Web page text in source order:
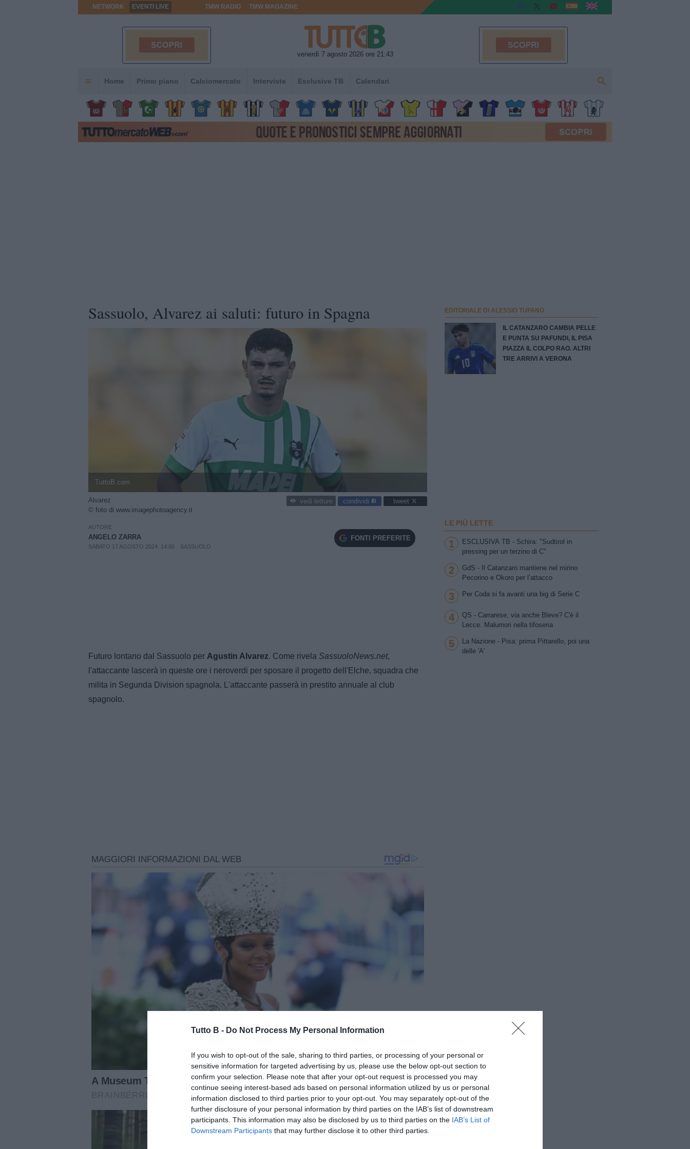
Tutto B - Do Not Process My Personal Information
If you wish to opt-out of the sale, sharing to third parties, or processing of your personal or
sensitive information for targeted advertising by us, please use the below opt-out section to
confirm your selection. Please note that after your opt-out request is processed you may
continue seeing interest-based ads based on personal information utilized by us or personal
information disclosed to third parties prior to your opt-out. You may separately opt-out of the
further disclosure of your personal information by third parties on the IAB’s list of downstream
participants. This information may also be disclosed by us to third parties on the IAB’s List of
Downstream Participants that may further disclose it to other third parties.
NETWORK EVENTI LIVE TMW RADIO TMW MAGAZINE
venerdì 7 agosto 2026 ore 21:43
Home Primo piano Calciomercato Interviste Esclusive TB Calendari
Sassuolo, Alvarez ai saluti: futuro in Spagna
TuttoB.com
Alvarez
© foto di www.imagephotoagency.it
vedi letture condividi tweet
AUTORE
ANGELO ZARRA
SABATO 17 AGOSTO 2024, 14:00 SASSUOLO
FONTI PREFERITE
Futuro lontano dal Sassuolo per Agustin Alvarez. Come rivela SassuoloNews.net,
l'attaccante lascerà in queste ore i neroverdi per sposare il progetto dell'Elche, squadra che
milita in Segunda Division spagnola. L'attaccante passerà in prestito annuale al club
spagnolo.
EDITORIALE DI ALESSIO TUFANO
IL CATANZARO CAMBIA PELLE
E PUNTA SU PAFUNDI, IL PISA
PIAZZA IL COLPO RAO. ALTRI
TRE ARRIVI A VERONA
LE PIÙ LETTE
1
ESCLUSIVA TB - Schira: "Sudtirol in
pressing per un terzino di C"
2
GdS - Il Catanzaro mantiene nel mirino
Pecorino e Okoro per l’attacco
3 Per Coda si fa avanti una big di Serie C
4
QS - Carrarese, via anche Bleve? C'è il
Lecce. Malumori nella tifoseria
5
La Nazione - Pisa: prima Pittarello, poi una
delle 'A'